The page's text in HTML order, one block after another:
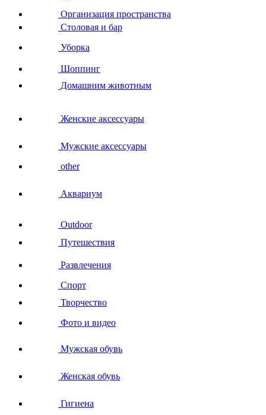
Организация пространства
Столовая и бар
Уборка
Шоппинг
Домашним животным
Женские аксессуары
Мужские аксессуары
other
Аквариум
Outdoor
Путешествия
Развлечения
Спорт
Творчество
Фото и видео
Мужская обувь
Женская обувь
Гигиена